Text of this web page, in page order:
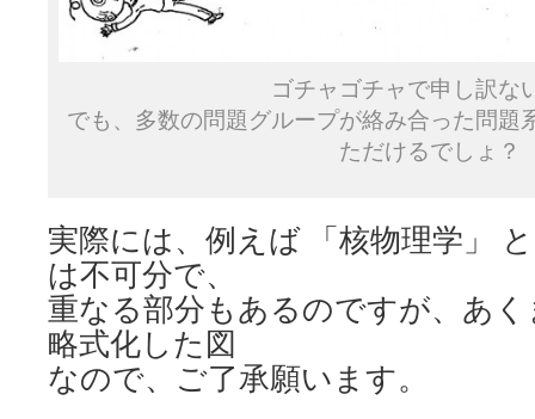
ゴチャゴチャで申し訳な
でも、多数の問題グループが絡み合った問題
ただけるでしょ？
実際には、例えば 「核物理学」
は不可分で、
重なる部分もあるのですが、あ
略式化した図
なので、ご了承願います。